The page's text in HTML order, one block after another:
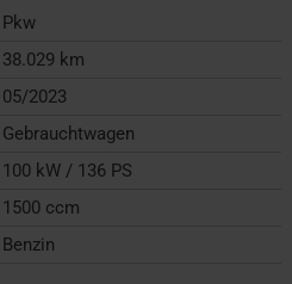
Pkw
38.029 km
05/2023
Gebrauchtwagen
100 kW / 136 PS
1500 ccm
Benzin